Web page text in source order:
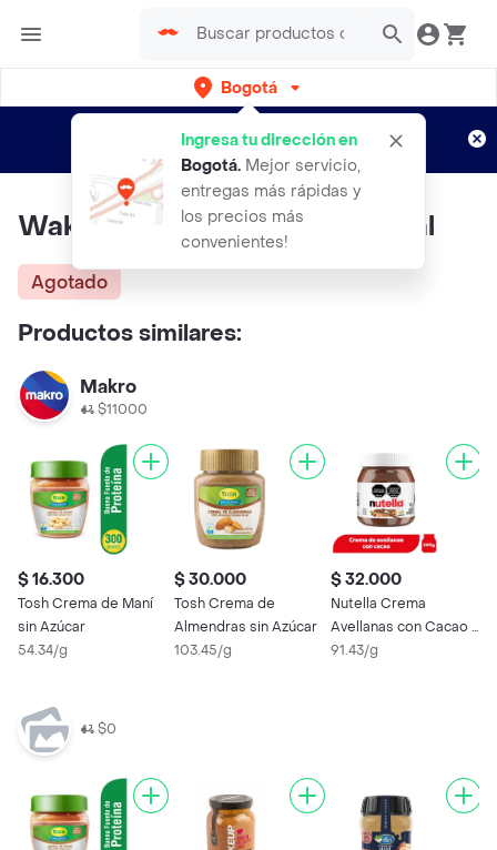
Bogotá
Ingresa tu dirección en
Bogotá. Mejor servicio,
entregas más rápidas y
los precios más
convenientes!
envíos gratis por semanas
Aplican TyC
Wakeup Crema de Maní Natural
Agotado
Productos similares:
Makro
$11000
$ 16.300
Tosh Crema de Maní
sin Azúcar
54.34/g
$ 30.000
Tosh Crema de
Almendras sin Azúcar
103.45/g
$ 32.000
Nutella Crema
Avellanas con Cacao y
Leche
91.43/g
$0